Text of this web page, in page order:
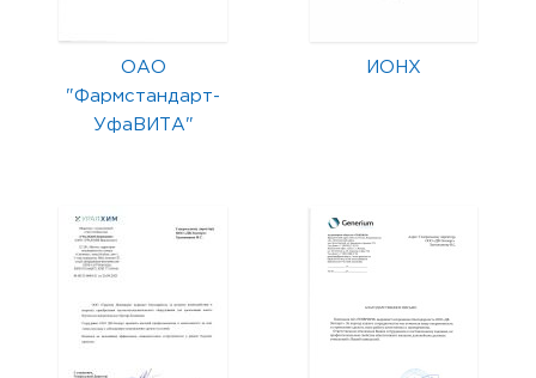
ОАО
"Фармстандарт-
УфаВИТА"
ИОНХ